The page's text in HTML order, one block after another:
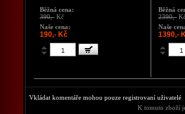
Běžná cena:
390,- Kč
Naše cena:
190,- Kč
Běžná
2390,-
Naše
1390,-
Vkládat komentáře mohou pouze registrovaní uživatelé
K tomuto zboží